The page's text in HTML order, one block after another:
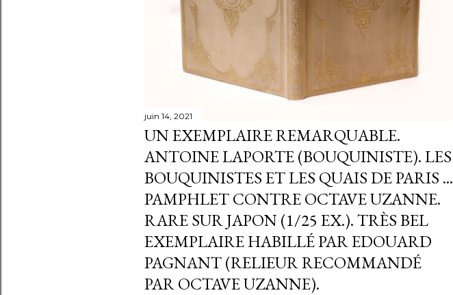
juin 14, 2021
UN EXEMPLAIRE REMARQUABLE.
ANTOINE LAPORTE (BOUQUINISTE). LES
BOUQUINISTES ET LES QUAIS DE PARIS ...
PAMPHLET CONTRE OCTAVE UZANNE.
RARE SUR JAPON (1/25 EX.). TRÈS BEL
EXEMPLAIRE HABILLÉ PAR EDOUARD
PAGNANT (RELIEUR RECOMMANDÉ
PAR OCTAVE UZANNE).